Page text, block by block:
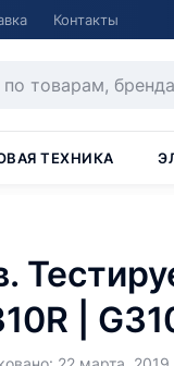
Контакты
ТЕХНИКА
|